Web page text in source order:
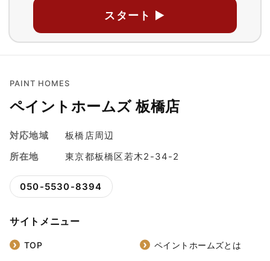
スタート ▶
PAINT HOMES
ペイントホームズ 板橋店
対応地域
板橋店周辺
所在地
東京都板橋区若木2-34-2
050-5530-8394
サイトメニュー
TOP ペイントホームズとは